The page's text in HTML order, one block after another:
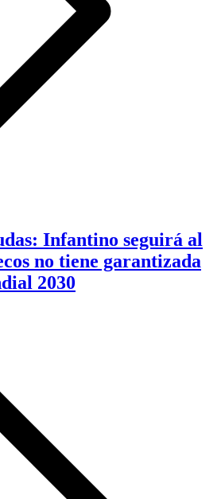
Infantino seguirá al
no tiene garantizada
2030